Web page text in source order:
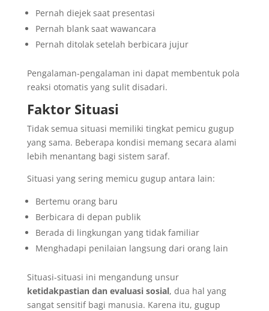
Pernah diejek saat presentasi
Pernah blank saat wawancara
Pernah ditolak setelah berbicara jujur
Pengalaman-pengalaman ini dapat membentuk pola
reaksi otomatis yang sulit disadari.
Faktor Situasi
Tidak semua situasi memiliki tingkat pemicu gugup
yang sama. Beberapa kondisi memang secara alami
lebih menantang bagi sistem saraf.
Situasi yang sering memicu gugup antara lain:
Bertemu orang baru
Berbicara di depan publik
Berada di lingkungan yang tidak familiar
Menghadapi penilaian langsung dari orang lain
Situasi-situasi ini mengandung unsur
ketidakpastian dan evaluasi sosial, dua hal yang
sangat sensitif bagi manusia. Karena itu, gugup